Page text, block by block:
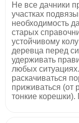
Не все дачники
участках
необходимость
старых
устойчивому
деревца перед
удерживать
любых
раскачиваться
приживаться (от
тонкие